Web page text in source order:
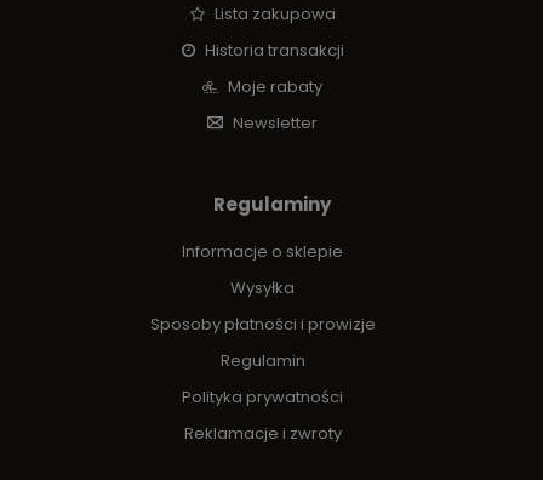
Lista zakupowa
Historia transakcji
Moje rabaty
Newsletter
Regulaminy
Informacje o sklepie
Wysyłka
Sposoby płatności i prowizje
Regulamin
Polityka prywatności
Reklamacje i zwroty